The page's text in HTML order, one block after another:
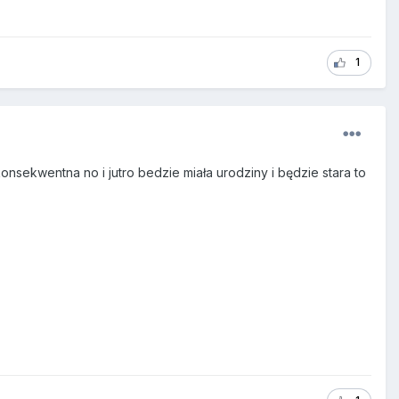
1
no i jutro bedzie miała urodziny i będzie stara to